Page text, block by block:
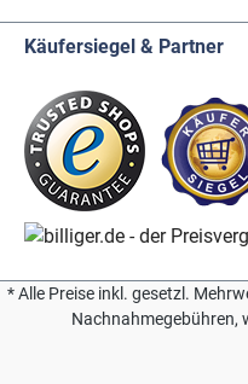
Käufersiegel & Partner
* Alle Preise inkl. gesetzl.
Nachnahmegebühren,